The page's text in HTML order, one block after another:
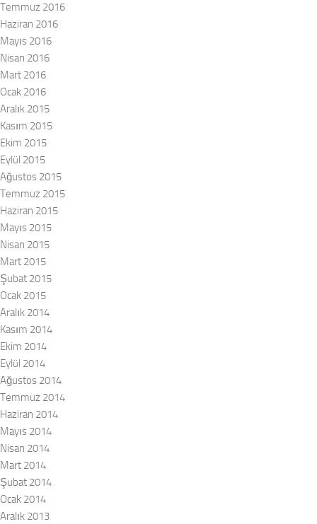
Temmuz 2016
Haziran 2016
Mayıs 2016
Nisan 2016
Mart 2016
Ocak 2016
Aralık 2015
Kasım 2015
Ekim 2015
Eylül 2015
Ağustos 2015
Temmuz 2015
Haziran 2015
Mayıs 2015
Nisan 2015
Mart 2015
Şubat 2015
Ocak 2015
Aralık 2014
Kasım 2014
Ekim 2014
Eylül 2014
Ağustos 2014
Temmuz 2014
Haziran 2014
Mayıs 2014
Nisan 2014
Mart 2014
Şubat 2014
Ocak 2014
Aralık 2013